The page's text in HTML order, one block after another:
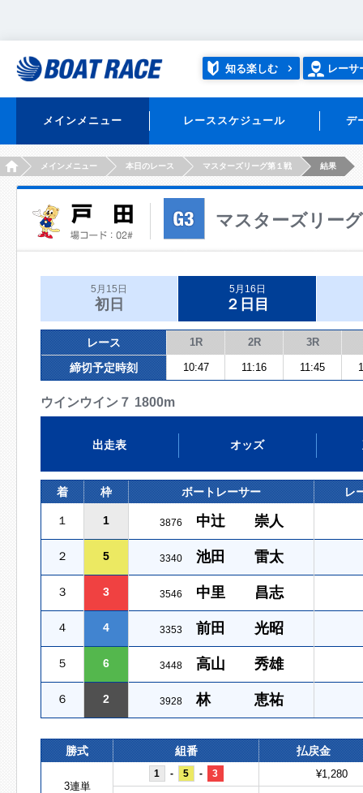
知る楽しむ レーサ
メインメニュー レーススケジュール デ
HOMEメインメニュー 本日のレース マスターズリーグ第１戦 結果
マスターズリー
5月15日
初日
5月16日
２日目
レース 1R 2R 3R
締切予定時刻 10:47 11:16 11:45
ウインウイン７ 1800m
出走表 オッズ
着 枠 ボートレーサー レ
１ 1 3876 中辻 崇人
２ 5 3340 池田 雷太
３ 3 3546 中里 昌志
４ 4 3353 前田 光昭
５ 6 3448 高山 秀雄
６ 2 3928 林 恵祐
勝式 組番 払戻金
3連単
1 - 5 - 3 ¥1,280